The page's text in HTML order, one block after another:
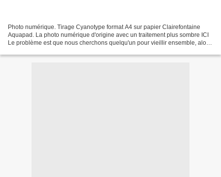
Photo numérique. Tirage Cyanotype format A4 sur papier Clairefontaine
Aquapad. La photo numérique d'origine avec un traitement plus sombre ICI
Le problème est que nous cherchons quelqu'un pour vieillir ensemble, alors